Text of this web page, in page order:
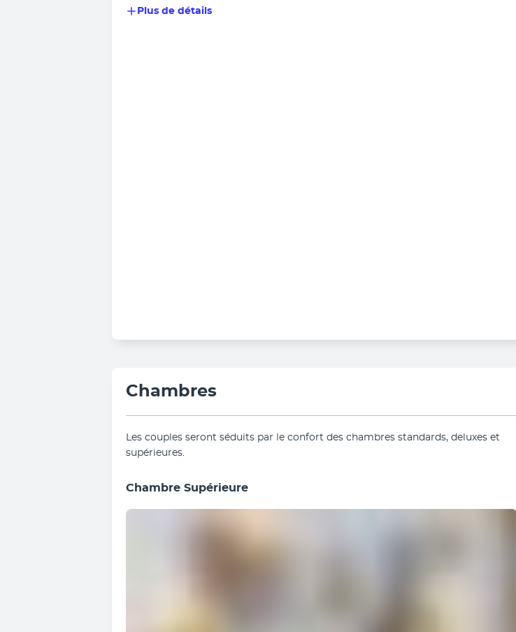
Plus de détails
Chambres
Les couples seront séduits par le confort des chambres standards, deluxes et
supérieures.
Chambre Supérieure